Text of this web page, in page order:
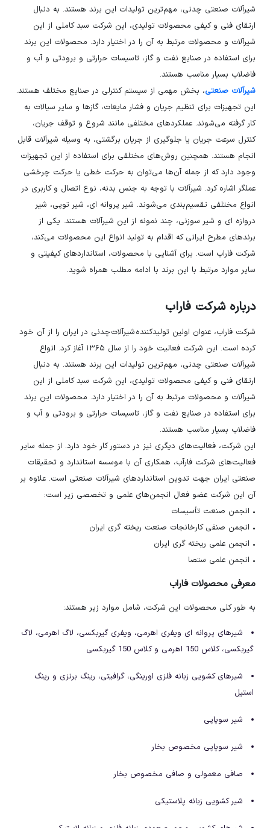
شیرآلات صنعتی چدنی، مهم‌ترین تولیدات این برند هستند. به دنبال
ارتقای فنی و کیفی محصولات تولیدی، این شرکت سبد کاملی از این
شیرآلات و محصولات مرتبط به آن را در اختیار دارد. محصولات این برند
برای استفاده در صنایع نفت و گاز، تاسیسات حرارتی و برودتی و آب و
فاضلاب بسیار مناسب هستند.
شیرآلات صنعتی، بخش مهمی از سیستم کنترلی در صنایع مختلف هستند.
این تجهیزات برای تنظیم جریان و فشار مایعات، گازها و سایر سیالات به
کار گرفته می‌شوند. عملکردهای مختلفی مانند شروع و توقف جریان،
کنترل سرعت جریان یا جلوگیری از جریان برگشتی، به وسیله شیرآلات قابل
انجام هستند. همچنین روش‌های مختلفی برای استفاده از این تجهیزات
وجود دارد که از جمله آن‌ها می‌توان به حرکت خطی یا حرکت چرخشی
عملگر اشاره کرد. شیرآلات با توجه به جنس بدنه، نوع اتصال و کاربری در
انواع مختلفی تقسیم‌بندی می‌شوند. شیر پروانه ای، شیر توپی، شیر
دروازه ای و شیر سوزنی، چند نمونه از این شیرآلات هستند. یکی از
برندهای مطرح ایرانی که اقدام به تولید انواع این محصولات می‌کند،
شرکت فاراب است. برای آشنایی با محصولات، استانداردهای کیفیتی و
سایر موارد مرتبط با این برند با ادامه مطلب همراه شوید.
درباره شرکت فاراب
شرکت فاراب، عنوان اولین تولیدکننده شیرآلات چدنی در ایران را از آن خود
کرده است. این شرکت فعالیت خود را از سال ۱۳۶۵ آغاز کرد. انواع
شیرآلات صنعتی چدنی، مهم‌ترین تولیدات این برند هستند. به دنبال
ارتقای فنی و کیفی محصولات تولیدی، این شرکت سبد کاملی از این
شیرآلات و محصولات مرتبط به آن را در اختیار دارد. محصولات این برند
برای استفاده در صنایع نفت و گاز، تاسیسات حرارتی و برودتی و آب و
فاضلاب بسیار مناسب هستند.
این شرکت، فعالیت‌های دیگری نیز در دستور کار خود دارد. از جمله سایر
فعالیت‌های شرکت فارآب، همکاری آن با موسسه استاندارد و تحقیقات
صنعتی ایران جهت تدوین استانداردهای شیرآلات صنعتی است. علاوه بر
آن این شرکت عضو فعال انجمن‌های علمی و تخصصی زیر است:
• انجمن صنعت تأسیسات
• انجمن صنفی کارخانجات صنعت ریخته گری ایران
• انجمن علمی ریخته گری ایران
• انجمن علمی ستصا
معرفی محصولات فاراب
به طور کلی محصولات این شرکت، شامل موارد زیر هستند:
شیرهای پروانه ای ویفری اهرمی، ویفری گیربکسی، لاگ اهرمی، لاگ
گیربکسی، کلاس 150 اهرمی و کلاس 150 گیربکسی
شیرهای کشویی زبانه فلزی اورینگی، گرافیتی، رینگ برنزی و رینگ
استیل
شیر سوپاپی
شیر سوپاپی مخصوص بخار
صافی معمولی و صافی مخصوص بخار
شیر کشویی زبانه پلاستیکی